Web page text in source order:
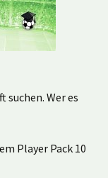
suchen. Wer es
Player Pack 10